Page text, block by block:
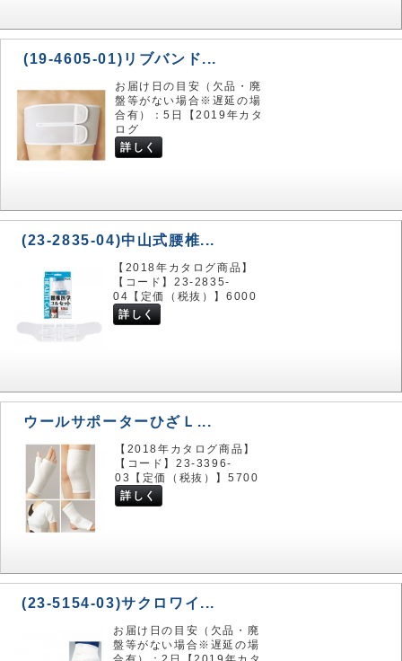
(19-4605-01)リブバンド...
お届け日の目安（欠品・廃
盤等がない場合※遅延の場
合有）：5日【2019年カタ
ログ
詳しく
(23-2835-04)中山式腰椎...
【2018年カタログ商品】
【コード】23-2835-
04【定価（税抜）】6000
詳しく
ウールサポーターひざＬ...
【2018年カタログ商品】
【コード】23-3396-
03【定価（税抜）】5700
詳しく
(23-5154-03)サクロワイ...
お届け日の目安（欠品・廃
盤等がない場合※遅延の場